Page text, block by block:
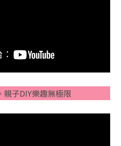
親子DIY樂趣無極限